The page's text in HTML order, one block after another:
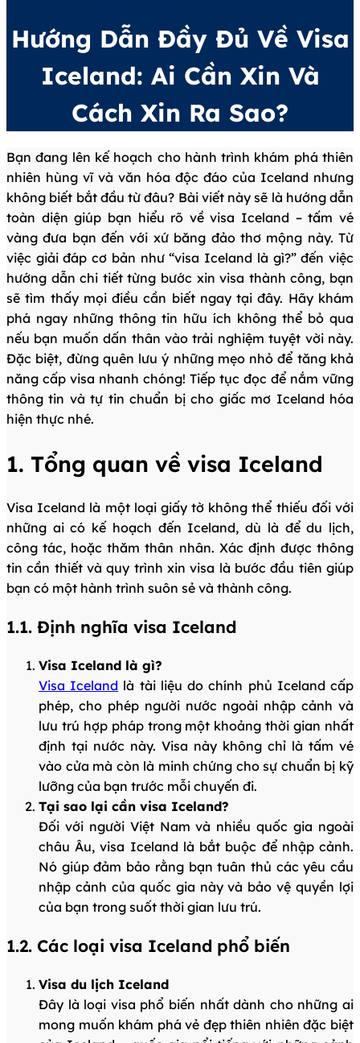
Hướng Dẫn Đầy Đủ Về Visa
Iceland: Ai Cần Xin Và
Cách Xin Ra Sao?
Bạn đang lên kế hoạch cho hành trình khám phá thiên
nhiên hùng vĩ và văn hóa độc đáo của Iceland nhưng
không biết bắt đầu từ đâu? Bài viết này sẽ là hướng dẫn
toàn diện giúp bạn hiểu rõ về visa Iceland – tấm vé
vàng đưa bạn đến với xứ băng đảo thơ mộng này. Từ
việc giải đáp cơ bản như “visa Iceland là gì?” đến việc
hướng dẫn chi tiết từng bước xin visa thành công, bạn
sẽ tìm thấy mọi điều cần biết ngay tại đây. Hãy khám
phá ngay những thông tin hữu ích không thể bỏ qua
nếu bạn muốn dấn thân vào trải nghiệm tuyệt vời này.
Đặc biệt, đừng quên lưu ý những mẹo nhỏ để tăng khả
năng cấp visa nhanh chóng! Tiếp tục đọc để nắm vững
thông tin và tự tin chuẩn bị cho giấc mơ Iceland hóa
hiện thực nhé.
1. Tổng quan về visa Iceland
Visa Iceland là một loại giấy tờ không thể thiếu đối với
những ai có kế hoạch đến Iceland, dù là để du lịch,
công tác, hoặc thăm thân nhân. Xác định được thông
tin cần thiết và quy trình xin visa là bước đầu tiên giúp
bạn có một hành trình suôn sẻ và thành công.
1.1. Định nghĩa visa Iceland
Visa Iceland là gì?
Visa Iceland là tài liệu do chính phủ Iceland cấp
phép, cho phép người nước ngoài nhập cảnh và
lưu trú hợp pháp trong một khoảng thời gian nhất
định tại nước này. Visa này không chỉ là tấm vé
vào cửa mà còn là minh chứng cho sự chuẩn bị kỹ
lưỡng của bạn trước mỗi chuyến đi.
Tại sao lại cần visa Iceland?
Đối với người Việt Nam và nhiều quốc gia ngoài
châu Âu, visa Iceland là bắt buộc để nhập cảnh.
Nó giúp đảm bảo rằng bạn tuân thủ các yêu cầu
nhập cảnh của quốc gia này và bảo vệ quyền lợi
của bạn trong suốt thời gian lưu trú.
1.2. Các loại visa Iceland phổ biến
Visa du lịch Iceland
Đây là loại visa phổ biến nhất dành cho những ai
mong muốn khám phá vẻ đẹp thiên nhiên đặc biệt